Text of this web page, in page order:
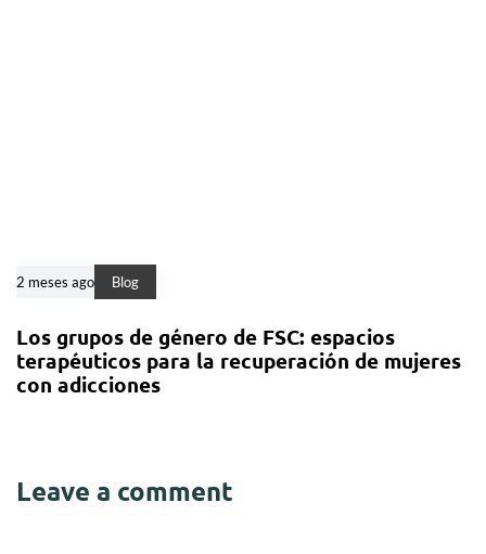
2 meses ago Blog
Los grupos de género de FSC: espacios
terapéuticos para la recuperación de mujeres
con adicciones
Leave a comment